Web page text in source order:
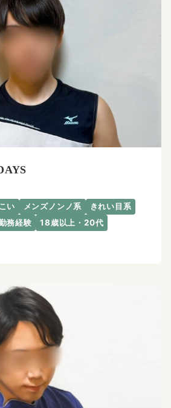
い メンズノンノ系
きれい目系
務経験 18歳以上・20代